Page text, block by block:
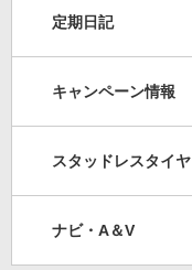
定期日記
キャンペーン情報
スタッドレスタイヤ
ナビ・A＆V